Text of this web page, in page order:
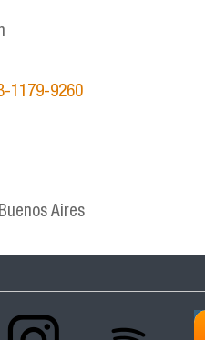
1179-9260
Aires